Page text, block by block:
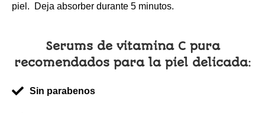
piel. Deja absorber durante 5 minutos.
Serums de vitamina C pura
recomendados para la piel delicada:
Sin parabenos